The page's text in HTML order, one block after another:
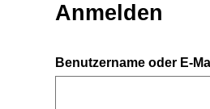
Anmelden
Benutzername oder E-